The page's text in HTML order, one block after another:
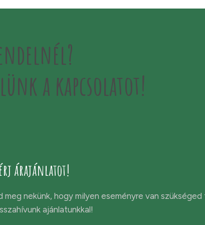
a kapcsolatot!
árajánlatot!
meg nekünk, hogy milyen eseményre van
ajánlatunkkal!